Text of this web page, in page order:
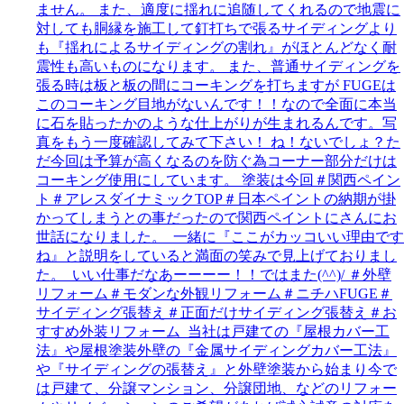
ません。 また、適度に揺れに追随してくれるので地震に
対しても胴縁を施工して釘打ちで張るサイディングより
も『揺れによるサイディングの割れ』がほとんどなく耐
震性も高いものになります。 また、普通サイディングを
張る時は板と板の間にコーキングを打ちますが FUGEは
このコーキング目地がないんです！！なので全面に本当
に石を貼ったかのような仕上がりが生まれるんです。写
真をもう一度確認してみて下さい！ ね！ないでしょ？た
だ今回は予算が高くなるのを防ぐ為コーナー部分だけは
コーキング使用にしています。 塗装は今回＃関西ペイン
ト＃アレスダイナミックTOP＃日本ペイントの納期が掛
かってしまうとの事だったので関西ペイントにさんにお
世話になりました。 一緒に『ここがカッコいい理由です
ね』と説明をしていると満面の笑みで見上げておりまし
た。 いい仕事だなあーーーー！！ではまた(^^)/ ＃外壁
リフォーム＃モダンな外観リフォーム＃ニチハFUGE＃
サイディング張替え＃正面だけサイディング張替え＃お
すすめ外装リフォーム 当社は戸建ての『屋根カバー工
法』や屋根塗装外壁の『金属サイディングカバー工法』
や『サイディングの張替え』と外壁塗装から始まり今で
は戸建て、分譲マンション、分譲団地、などのリフォー